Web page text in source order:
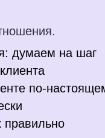
думаем на шаг
по-
правильно